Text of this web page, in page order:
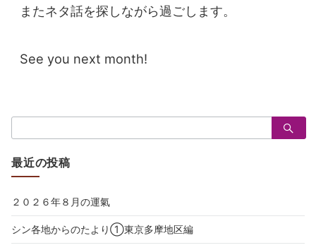
またネタ話を探しながら過ごします。
See you next month!
索：
最近の投稿
２０２６年８月の運氣
シン各地からのたより①東京多摩地区編